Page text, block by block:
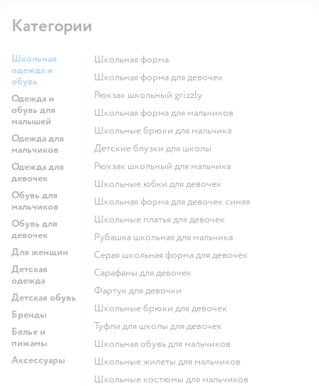
Категории
Школьная
одежда и
обувь
Одежда и
обувь для
малышей
Одежда для
мальчиков
Одежда для
девочек
Обувь для
мальчиков
Обувь для
девочек
Для женщин
Детская
одежда
Детская обувь
Бренды
Белье и
пижамы
Аксессуары
Школьная форма
Школьная форма для девочек
Рюкзак школьный grizzly
Школьная форма для мальчиков
Школьные брюки для мальчика
Детские блузки для школы
Рюкзак школьный для мальчика
Школьные юбки для девочек
Школьная форма для девочек синяя
Школьные платья для девочек
Рубашка школьная для мальчика
Серая школьная форма для девочек
Сарафаны для девочек
Фартук для девочки
Школьные брюки для девочек
Туфли для школы для девочек
Школьная обувь для мальчиков
Школьные жилеты для мальчиков
Школьные костюмы для мальчиков